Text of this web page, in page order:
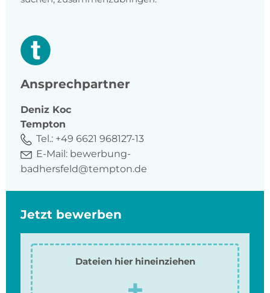
Ansprechpartner
Deniz Koc
Tempton
Tel.: +49 6621 968127-13
E-Mail: bewerbung-
badhersfeld@tempton.de
Jetzt bewerben
Dateien hier hineinziehen